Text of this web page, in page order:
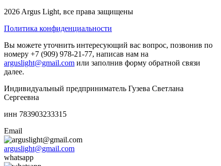
2026 Argus Light, все права защищены
Политика конфиденциальности
Вы можете уточнить интересующий вас вопрос, позвонив по
номеру +7 (909) 978-21-77, написав нам на
arguslight@gmail.com или заполнив форму обратной связи
далее.
Индивидуальный предприниматель Гузева Светлана
Сергеевна
инн 783903233315
Email
arguslight@gmail.com
whatsapp